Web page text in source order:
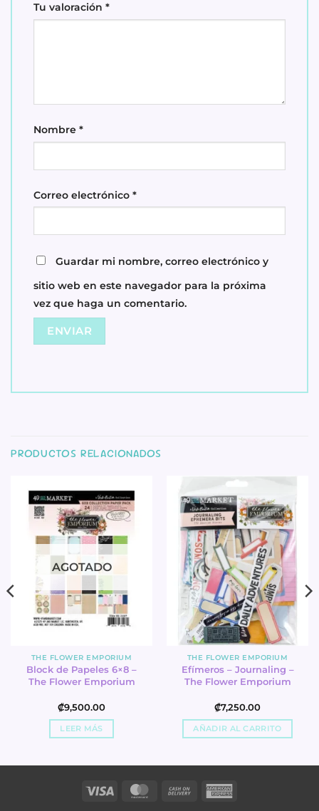
Tu valoración *
Nombre *
Correo electrónico *
Guardar mi nombre, correo electrónico y
sitio web en este navegador para la próxima
vez que haga un comentario.
PRODUCTOS RELACIONADOS
AGOTADO
THE FLOWER EMPORIUM
Block de Papeles 6×8 –
The Flower Emporium
₡9,500.00
LEER MÁS
THE FLOWER EMPORIUM
Efímeros – Journaling –
The Flower Emporium
₡7,250.00
AÑADIR AL CARRITO
Visa MasterCard
Cash